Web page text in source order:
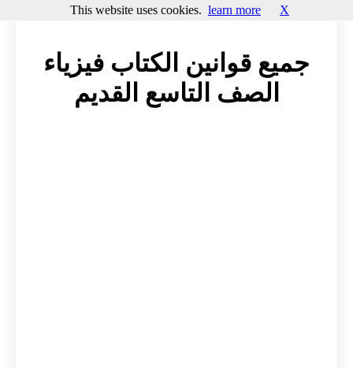
جميع قوانين الكتاب فيزياء
الصف التاسع القديم
This website uses cookies. learn more X